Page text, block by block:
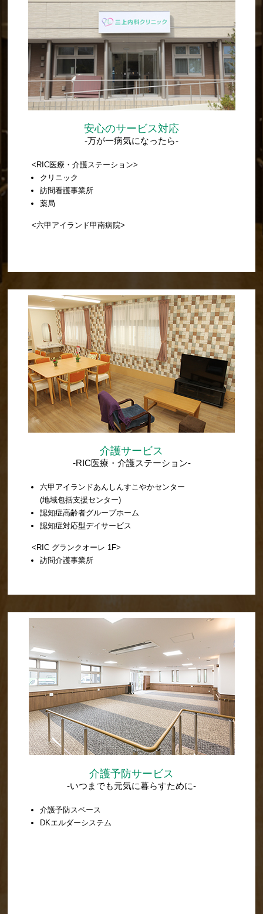
安心のサービス対応
-万が一病気になったら-
<RIC医療・介護ステーション>
クリニック
訪問看護事業所
薬局
<六甲アイランド甲南病院>
介護サービス
-RIC医療・介護ステーション-
六甲アイランドあんしんすこやかセンター
(地域包括支援センター)
認知症高齢者グループホーム
認知症対応型デイサービス
<RIC グランクオーレ 1F>
訪問介護事業所
介護予防サービス
-いつまでも元気に暮らすために-
介護予防スペース
DKエルダーシステム